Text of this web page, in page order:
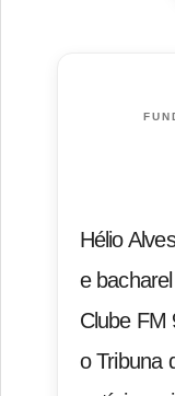
Hélio
e
Clube FM
o Tribuna